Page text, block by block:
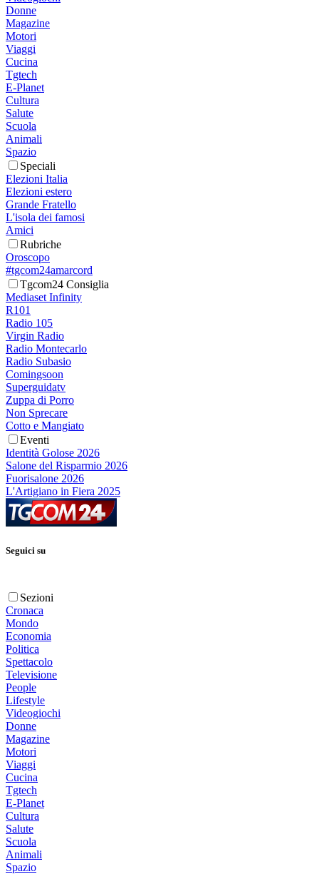
Donne
Magazine
Motori
Viaggi
Cucina
Tgtech
E-Planet
Cultura
Salute
Scuola
Animali
Spazio
Speciali
Elezioni Italia
Elezioni estero
Grande Fratello
L'isola dei famosi
Amici
Rubriche
Oroscopo
#tgcom24amarcord
Tgcom24 Consiglia
Mediaset Infinity
R101
Radio 105
Virgin Radio
Radio Montecarlo
Radio Subasio
Comingsoon
Superguidatv
Zuppa di Porro
Non Sprecare
Cotto e Mangiato
Eventi
Identità Golose 2026
Salone del Risparmio 2026
Fuorisalone 2026
L'Artigiano in Fiera 2025
Seguici su
Sezioni
Cronaca
Mondo
Economia
Politica
Spettacolo
Televisione
People
Lifestyle
Videogiochi
Donne
Magazine
Motori
Viaggi
Cucina
Tgtech
E-Planet
Cultura
Salute
Scuola
Animali
Spazio